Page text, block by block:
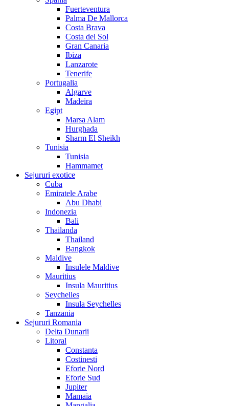
Fuerteventura
Palma De Mallorca
Costa Brava
Costa del Sol
Gran Canaria
Ibiza
Lanzarote
Tenerife
Portugalia
Algarve
Madeira
Egipt
Marsa Alam
Hurghada
Sharm El Sheikh
Tunisia
Tunisia
Hammamet
Sejururi exotice
Cuba
Emiratele Arabe
Abu Dhabi
Indonezia
Bali
Thailanda
Thailand
Bangkok
Maldive
Insulele Maldive
Mauritius
Insula Mauritius
Seychelles
Insula Seychelles
Tanzania
Sejururi Romania
Delta Dunarii
Litoral
Constanta
Costinesti
Eforie Nord
Eforie Sud
Jupiter
Mamaia